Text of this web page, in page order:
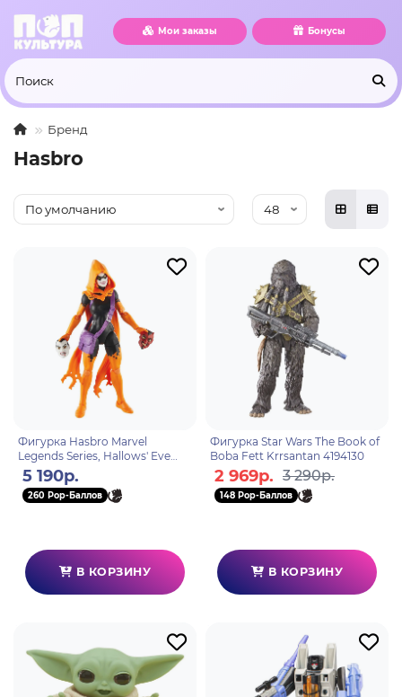
Мои заказы Бонусы
Бренд
Hasbro
Фигурка Hasbro Marvel
Legends Series, Hallows' Eve
5010996197078
5 190р.
260 Pop-Баллов
В КОРЗИНУ
Фигурка Star Wars The Book of
Boba Fett Krrsantan 4194130
2 969р. 3 290р.
148 Pop-Баллов
В КОРЗИНУ